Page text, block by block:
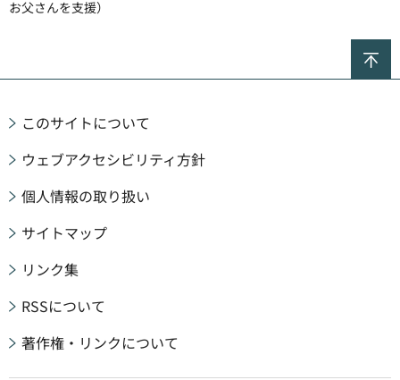
お父さんを支援）
このサイトについて
ウェブアクセシビリティ方針
個人情報の取り扱い
サイトマップ
リンク集
RSSについて
著作権・リンクについて